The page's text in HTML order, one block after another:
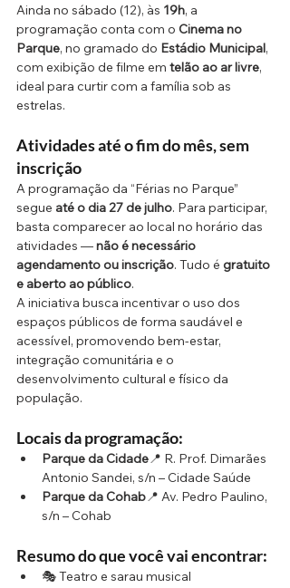
Ainda no sábado (12), às 19h, a
programação conta com o Cinema no
Parque, no gramado do Estádio Municipal,
com exibição de filme em telão ao ar livre,
ideal para curtir com a família sob as
estrelas.
Atividades até o fim do mês, sem
inscrição
A programação da “Férias no Parque”
segue até o dia 27 de julho. Para participar,
basta comparecer ao local no horário das
atividades — não é necessário
agendamento ou inscrição. Tudo é gratuito
e aberto ao público.
A iniciativa busca incentivar o uso dos
espaços públicos de forma saudável e
acessível, promovendo bem-estar,
integração comunitária e o
desenvolvimento cultural e físico da
população.
Locais da programação:
Parque da Cidade📍 R. Prof. Dimarães
Antonio Sandei, s/n – Cidade Saúde
Parque da Cohab📍 Av. Pedro Paulino,
s/n – Cohab
Resumo do que você vai encontrar:
🎭 Teatro e sarau musical